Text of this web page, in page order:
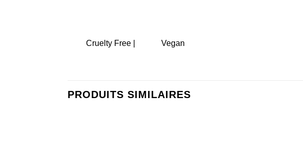
Cruelty Free | Vegan
PRODUITS SIMILAIRES